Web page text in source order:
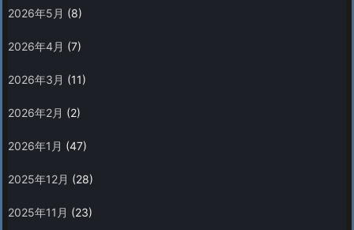
2026年5月 (8)
2026年4月 (7)
2026年3月 (11)
2026年2月 (2)
2026年1月 (47)
2025年12月 (28)
2025年11月 (23)